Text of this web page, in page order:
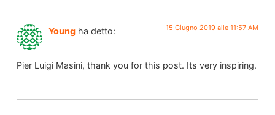
Young ha detto: 15 Giugno 2019 alle 11:57 AM
Pier Luigi Masini, thank you for this post. Its very inspiring.